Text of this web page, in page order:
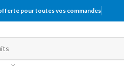
pour toutes vos commandes